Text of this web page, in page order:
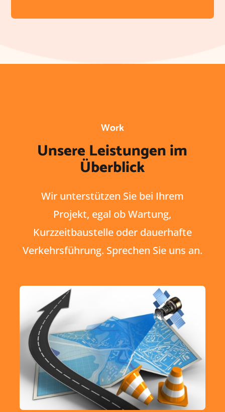
Work
Unsere Leistungen im
Überblick
Wir unterstützen Sie bei Ihrem
Projekt, egal ob Wartung,
Kurzzeitbaustelle oder dauerhafte
Verkehrsführung. Sprechen Sie uns an.